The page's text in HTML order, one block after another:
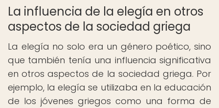
La influencia de la elegía en otros
aspectos de la sociedad griega
La elegía no solo era un género poético, sino
que también tenía una influencia significativa
en otros aspectos de la sociedad griega. Por
ejemplo, la elegía se utilizaba en la educación
de los jóvenes griegos como una forma de